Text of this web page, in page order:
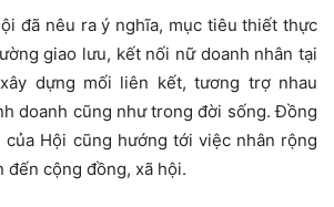
đã nêu ra ý nghĩa, mục tiêu thiết thực
giao lưu, kết nối nữ doanh nhân tại
dựng mối liên kết, tương trợ nhau
doanh cũng như trong đời sống. Đồng
Hội cũng hướng tới việc nhân rộng
đến cộng đồng, xã hội.